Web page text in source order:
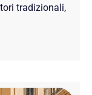
tradizionali,